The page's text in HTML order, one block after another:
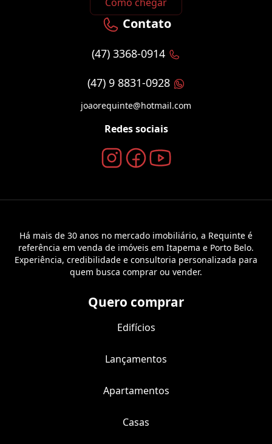
Como chegar
Contato
(47) 3368-0914
(47) 9 8831-0928
joaorequinte@hotmail.com
Redes sociais
Há mais de 30 anos no mercado imobiliário, a Requinte é
referência em venda de imóveis em Itapema e Porto Belo.
Experiência, credibilidade e consultoria personalizada para
quem busca comprar ou vender.
Quero comprar
Edifícios
Lançamentos
Apartamentos
Casas